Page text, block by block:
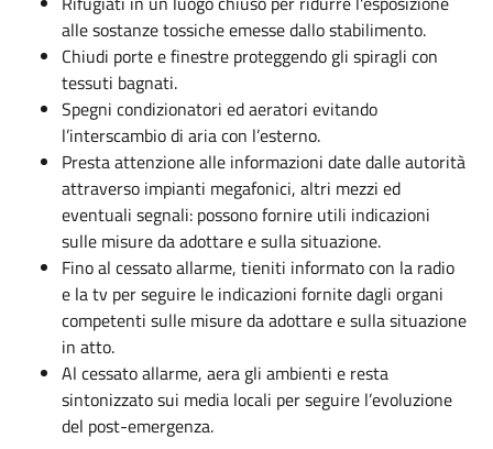
alle sostanze tossiche emesse dallo stabilimento.
Chiudi porte e finestre proteggendo gli spiragli con
tessuti bagnati.
Spegni condizionatori ed aeratori evitando
l’interscambio di aria con l’esterno.
Presta attenzione alle informazioni date dalle autorità
attraverso impianti megafonici, altri mezzi ed
eventuali segnali: possono fornire utili indicazioni
sulle misure da adottare e sulla situazione.
Fino al cessato allarme, tieniti informato con la radio
e la tv per seguire le indicazioni fornite dagli organi
competenti sulle misure da adottare e sulla situazione
in atto.
Al cessato allarme, aera gli ambienti e resta
sintonizzato sui media locali per seguire l’evoluzione
del post-emergenza.